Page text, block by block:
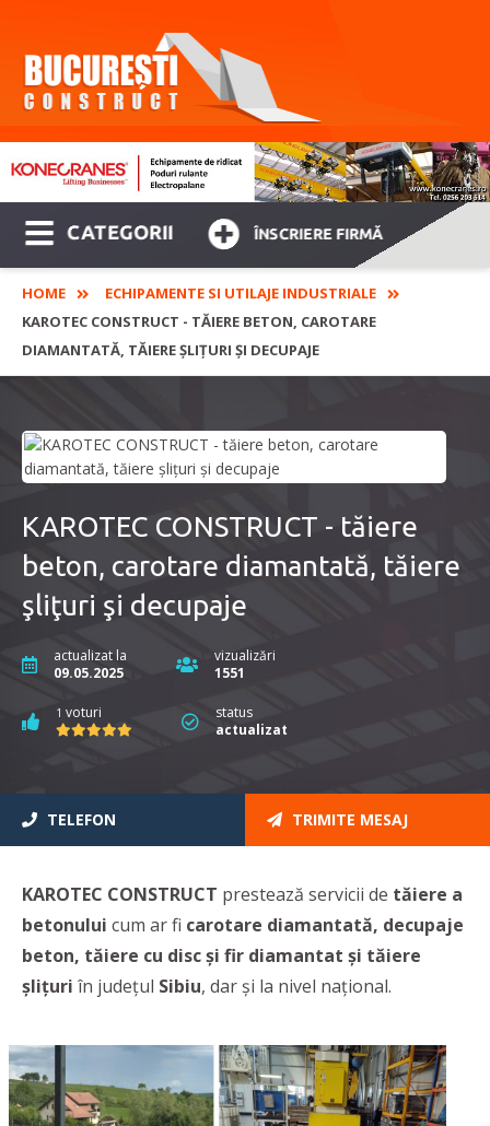
CATEGORII ÎNSCRIERE FIRMĂ
HOME
ECHIPAMENTE SI UTILAJE INDUSTRIALE
KAROTEC CONSTRUCT - TĂIERE BETON, CAROTARE
DIAMANTATĂ, TĂIERE ŞLIŢURI ŞI DECUPAJE
KAROTEC CONSTRUCT - tăiere
beton, carotare diamantată, tăiere
şliţuri şi decupaje
actualizat la
09.05.2025
vizualizări
1551
1 voturi
status
actualizat
TELEFON TRIMITE MESAJ
KAROTEC CONSTRUCT prestează servicii de tăiere a
betonului cum ar fi carotare diamantată, decupaje
beton, tăiere cu disc şi fir diamantat şi tăiere
şliţuri în judeţul Sibiu, dar şi la nivel naţional.